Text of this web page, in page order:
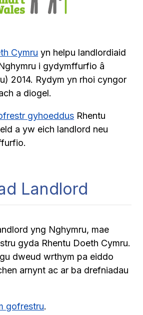
Cymru yn helpu landlordiaid
i gydymffurfio â
2014. Rydym yn rhoi cyngor
a diogel.
gyhoeddus Rhentu
a yw eich landlord neu
Landlord
yng Nghymru, mae
gyda Rhentu Doeth Cymru.
dweud wrthym pa eiddo
arnynt ac ar ba drefniadau
gofrestru.